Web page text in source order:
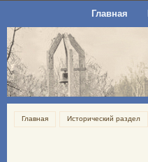
Главная
Главная Исторический раздел